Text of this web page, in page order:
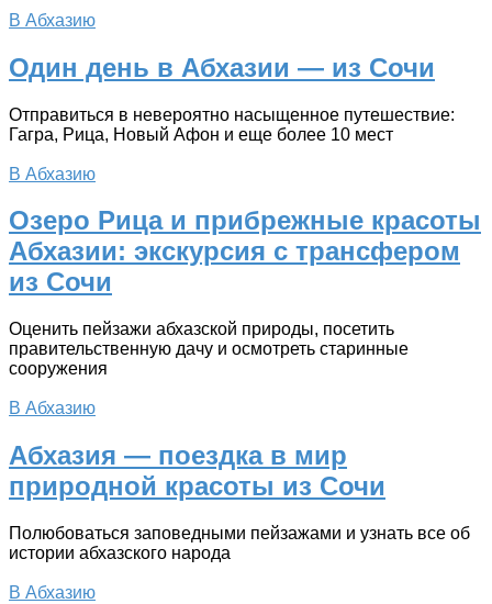
В Абхазию
Один день в Абхазии — из Сочи
Отправиться в невероятно насыщенное путешествие:
Гагра, Рица, Новый Афон и еще более 10 мест
В Абхазию
Озеро Рица и прибрежные красоты
Абхазии: экскурсия с трансфером
из Сочи
Оценить пейзажи абхазской природы, посетить
правительственную дачу и осмотреть старинные
сооружения
В Абхазию
Абхазия — поездка в мир
природной красоты из Сочи
Полюбоваться заповедными пейзажами и узнать все об
истории абхазского народа
В Абхазию